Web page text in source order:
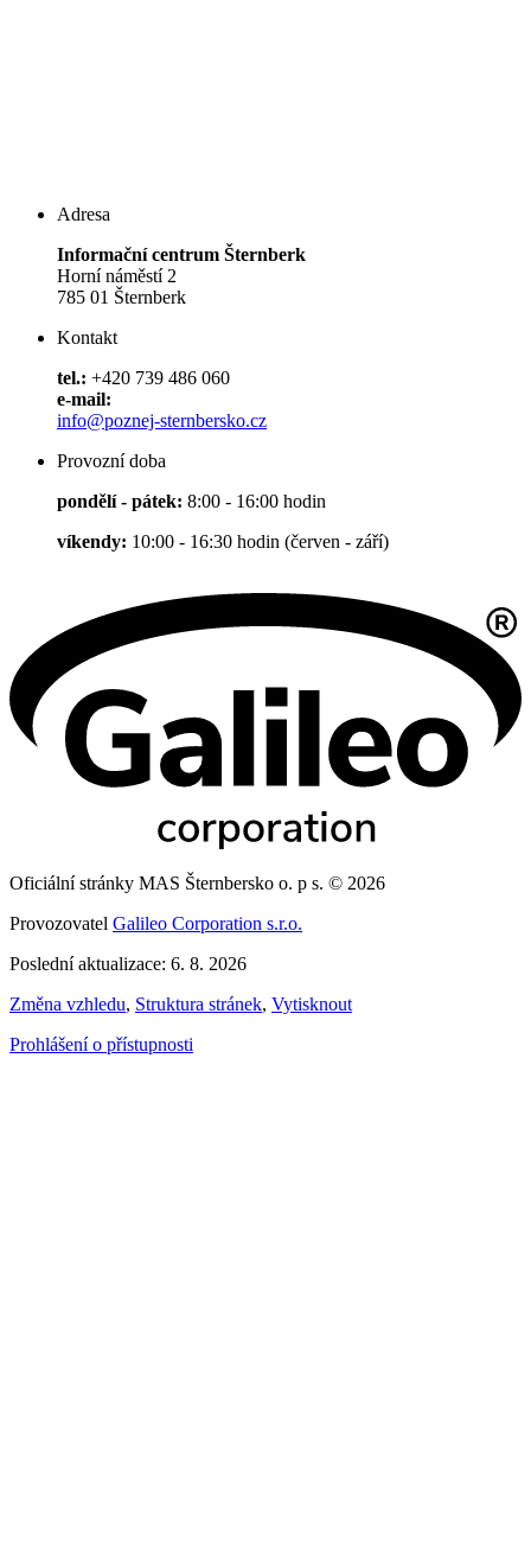
Adresa
Informační centrum Šternberk
Horní náměstí 2
785 01 Šternberk
Kontakt
tel.: +420 739 486 060
e-mail:
info@poznej-sternbersko.cz
Provozní doba
pondělí - pátek: 8:00 - 16:00 hodin
víkendy: 10:00 - 16:30 hodin (červen - září)
Oficiální stránky MAS Šternbersko o. p s. © 2026
Provozovatel Galileo Corporation s.r.o.
Poslední aktualizace: 6. 8. 2026
Změna vzhledu, Struktura stránek, Vytisknout
Prohlášení o přístupnosti